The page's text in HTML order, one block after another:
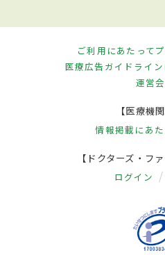
ご利用にあたって
医療広告ガイドライ
運営
【医療機
情報掲載にあた
【ドクターズ・フ
ログイン